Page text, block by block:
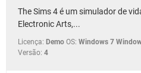
The Sims 4 é um simulador de
Electronic Arts,...
Licença: Demo OS: Windows 7
Versão: 4